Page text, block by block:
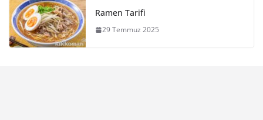
Ramen Tarifi
29 Temmuz 2025